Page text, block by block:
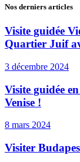
Nos derniers articles
Visite guidée
Quartier Juif
3 décembre 2024
Visite guidée
Venise !
8 mars 2024
Visiter